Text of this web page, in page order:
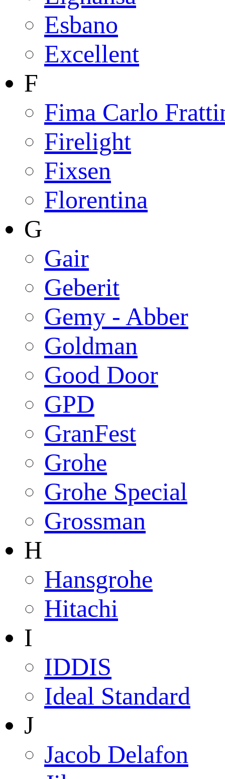
Esbano
Excellent
F
Fima Carlo
Firelight
Fixsen
Florentina
G
Gair
Geberit
Gemy - Abber
Goldman
Good Door
GPD
GranFest
Grohe
Grohe Special
Grossman
H
Hansgrohe
Hitachi
I
IDDIS
Ideal Standard
J
Jacob Delafon